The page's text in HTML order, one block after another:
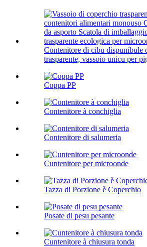
Contenitore di cibu dispunibule
trasparente, vassoio unicu per
Coppa PP
Contenitore à conchiglia
Contenitore di salumeria
Cuntenitore per microonde
Tazza di Porzione è Coperchio
Posate di pesu pesante
Cuntenitore à chiusura tonda